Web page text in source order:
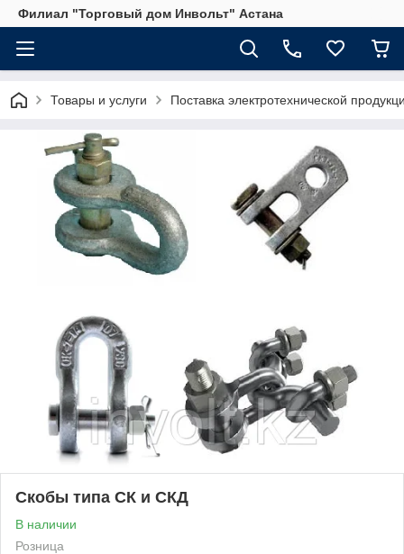
Филиал "Торговый дом Инвольт" Астана
Товары и услуги Поставка электротехнической
Скобы типа СК и СКД
В наличии
Розница